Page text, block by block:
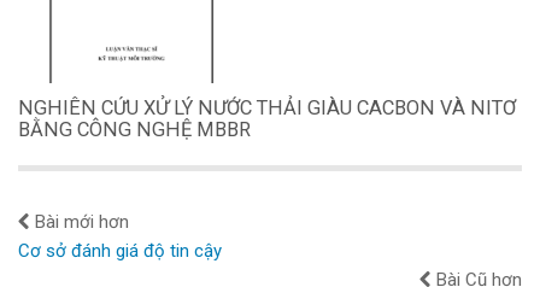
NGHIÊN CỨU XỬ LÝ NƯỚC THẢI GIÀU CACBON VÀ NITƠ
BẰNG CÔNG NGHỆ MBBR
Bài mới hơn
Cơ sở đánh giá độ tin cậy
Bài Cũ hơn